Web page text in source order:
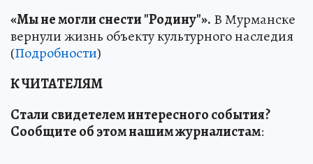
«Мы не могли снести "Родину"». В Мурманске
вернули жизнь объекту культурного наследия
(Подробности)
К ЧИТАТЕЛЯМ
Стали свидетелем интересного события?
Сообщите об этом нашим журналистам: